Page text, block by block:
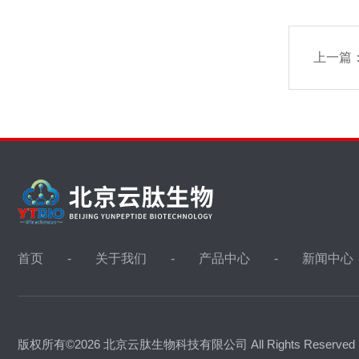
上一篇
首页 关于我们 产品中心 新闻中心
版权所有©2026 北京云肽生物科技有限公司 All Rights